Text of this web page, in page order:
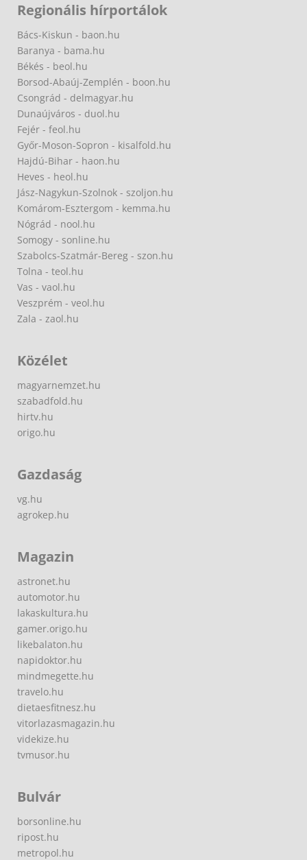
Regionális hírportálok
Bács-Kiskun - baon.hu
Baranya - bama.hu
Békés - beol.hu
Borsod-Abaúj-Zemplén - boon.hu
Csongrád - delmagyar.hu
Dunaújváros - duol.hu
Fejér - feol.hu
Győr-Moson-Sopron - kisalfold.hu
Hajdú-Bihar - haon.hu
Heves - heol.hu
Jász-Nagykun-Szolnok - szoljon.hu
Komárom-Esztergom - kemma.hu
Nógrád - nool.hu
Somogy - sonline.hu
Szabolcs-Szatmár-Bereg - szon.hu
Tolna - teol.hu
Vas - vaol.hu
Veszprém - veol.hu
Zala - zaol.hu
Közélet
magyarnemzet.hu
szabadfold.hu
hirtv.hu
origo.hu
Gazdaság
vg.hu
agrokep.hu
Magazin
astronet.hu
automotor.hu
lakaskultura.hu
gamer.origo.hu
likebalaton.hu
napidoktor.hu
mindmegette.hu
travelo.hu
dietaesfitnesz.hu
vitorlazasmagazin.hu
videkize.hu
tvmusor.hu
Bulvár
borsonline.hu
ripost.hu
metropol.hu